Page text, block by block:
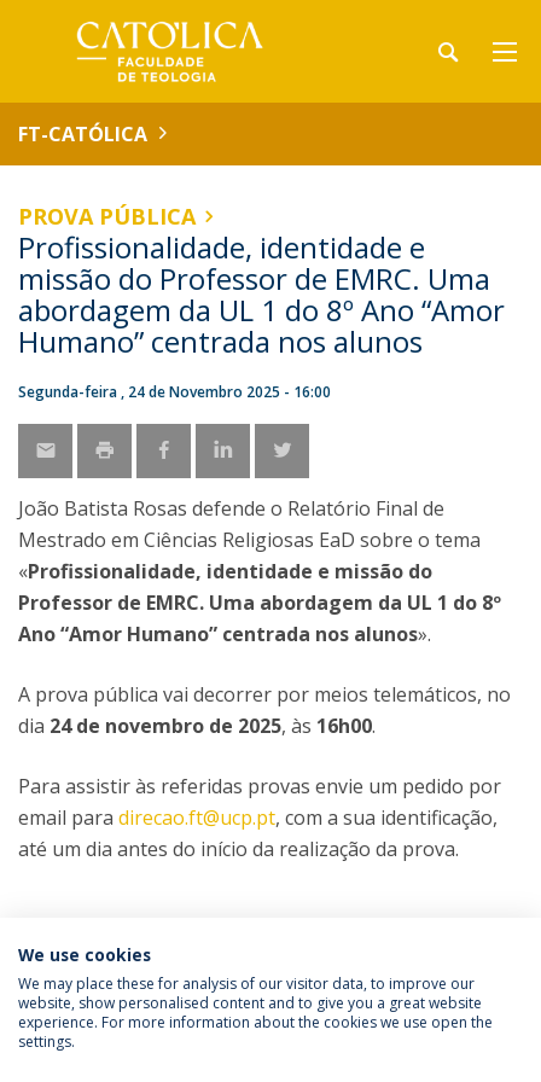
FT-CATÓLICA
PROVA PÚBLICA
Profissionalidade, identidade e
missão do Professor de EMRC. Uma
abordagem da UL 1 do 8º Ano “Amor
Humano” centrada nos alunos
Segunda-feira , 24 de Novembro 2025 - 16:00
João Batista Rosas defende o Relatório Final de
Mestrado em Ciências Religiosas EaD sobre o tema
«Profissionalidade, identidade e missão do
Professor de EMRC. Uma abordagem da UL 1 do 8º
Ano “Amor Humano” centrada nos alunos».
A prova pública vai decorrer por meios telemáticos, no
dia 24 de novembro de 2025, às 16h00.
Para assistir às referidas provas envie um pedido por
email para direcao.ft@ucp.pt, com a sua identificação,
até um dia antes do início da realização da prova.
Mestrado em Ciências Religiosas
Política de Privacidade
Termos & Condições
We use cookies
We may place these for analysis of our visitor data, to improve our
website, show personalised content and to give you a great website
experience. For more information about the cookies we use open the
settings.